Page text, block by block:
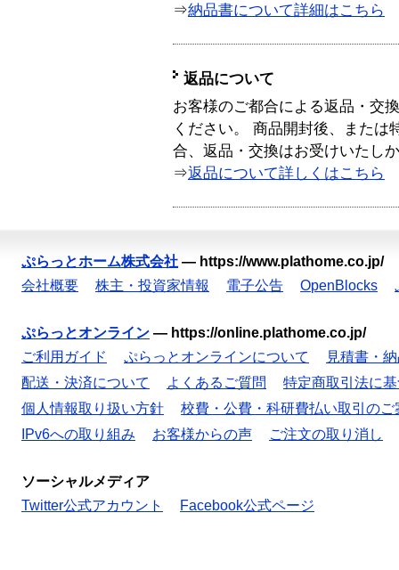
⇒納品書について詳細はこちら
返品について
お客様のご都合による返品・交
ください。 商品開封後、または
合、返品・交換はお受けいたし
⇒返品について詳しくはこちら
ぷらっとホーム株式会社 — https://www.plathome.co.jp/
会社概要
株主・投資家情報 電子公告 OpenBlocks
ぷらっとオンライン — https://online.plathome.co.jp/
ご利用ガイド
ぷらっとオンラインについて
見積書・
配送・決済について
よくあるご質問
特定商取引法に
個人情報取り扱い方針
校費・公費・科研費払い取引のご
IPv6への取り組み
お客様からの声 ご注文の取り消し
ソーシャルメディア
Twitter公式アカウント
Facebook公式ページ